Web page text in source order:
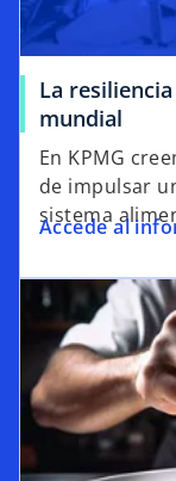
La
mundial
En KPMG
de impulsar
sistema
Accede al